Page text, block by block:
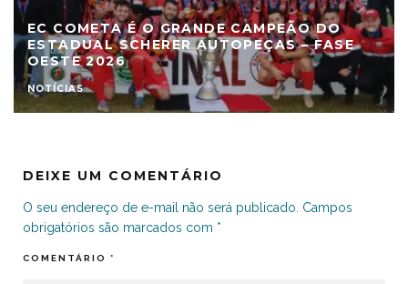
EC COMETA É O GRANDE CAMPEÃO DO
ESTADUAL SCHERER AUTOPEÇAS – FASE
OESTE 2026
NOTÍCIAS
DEIXE UM COMENTÁRIO
O seu endereço de e-mail não será publicado. Campos
obrigatórios são marcados com *
COMENTÁRIO *